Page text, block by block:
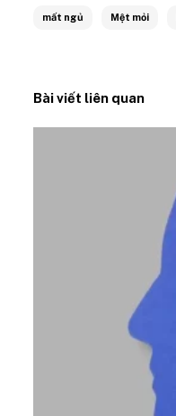
mất ngủ Mệt mỏi
Bài viết liên quan